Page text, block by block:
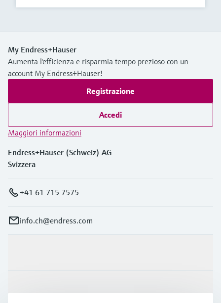
My Endress+Hauser
Aumenta l'efficienza e risparmia tempo prezioso con un
account My Endress+Hauser!
Registrazione
Accedi
Maggiori informazioni
Endress+Hauser (Schweiz) AG
Svizzera
+41 61 715 7575
info.ch@endress.com